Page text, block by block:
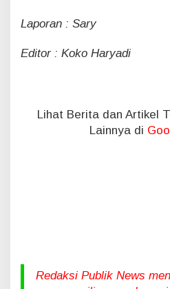
Laporan : Sary
Editor : Koko Haryadi
Lihat Berita dan Artikel
Lainnya di
Redaksi Publik News